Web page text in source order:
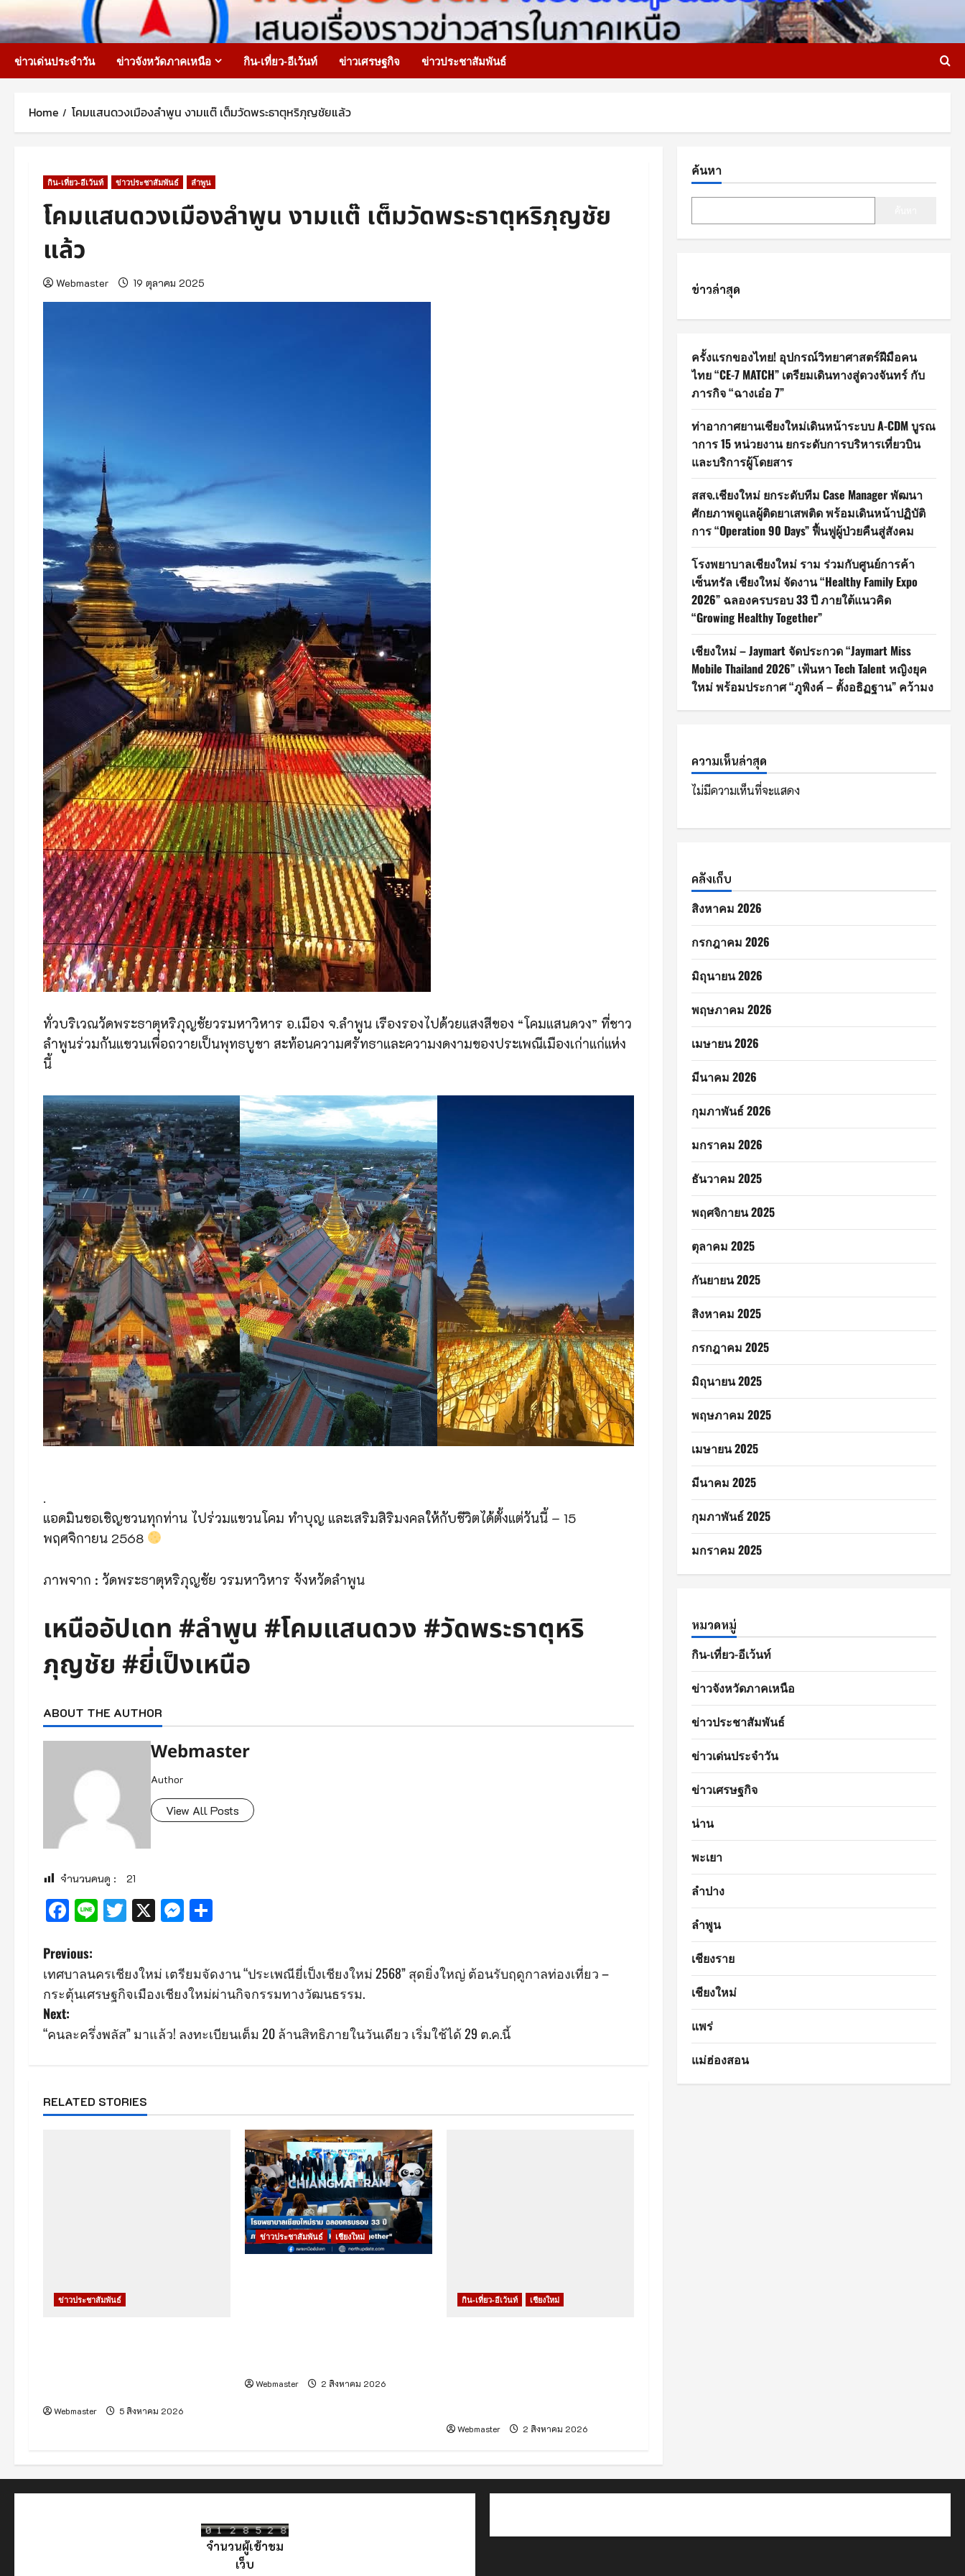
to
content
ข่าวเด่นประจำวัน ข่าวจังหวัดภาคเหนือ กิน-เที่ยว-อีเว้นท์ ข่าวเศรษฐกิจ ข่าวประชาสัมพันธ์
Home โคมแสนดวงเมืองลำพูน งามแต๊ เต็มวัดพระธาตุหริภุญชัยแล้ว
กิน-เที่ยว-อีเว้นท์ ข่าวประชาสัมพันธ์ ลำพูน
โคมแสนดวงเมืองลำพูน งามแต๊ เต็มวัดพระธาตุหริภุญชัย
แล้ว
Webmaster 19 ตุลาคม 2025
ทั่วบริเวณวัดพระธาตุหริภุญชัยวรมหาวิหาร อ.เมือง จ.ลำพูน เรืองรองไปด้วยแสงสีของ “โคมแสนดวง” ที่ชาว
ลำพูนร่วมกันแขวนเพื่อถวายเป็นพุทธบูชา สะท้อนความศรัทธาและความงดงามของประเพณีเมืองเก่าแก่แห่ง
นี้
.
แอดมินขอเชิญชวนทุกท่าน ไปร่วมแขวนโคม ทำบุญ และเสริมสิริมงคลให้กับชีวิตได้ตั้งแต่วันนี้ – 15
พฤศจิกายน 2568
ภาพจาก : วัดพระธาตุหริภุญชัย วรมหาวิหาร จังหวัดลำพูน
เหนืออัปเดท #ลำพูน #โคมแสนดวง #วัดพระธาตุหริ
ภุญชัย #ยี่เป็งเหนือ
ABOUT THE AUTHOR
Webmaster
Author
View All Posts
จำนวนคนดู : 21
Facebook
LineTwitter
X Messenger
P
o
s
t
a
Previous:
เทศบาลนครเชียงใหม่ เตรียมจัดงาน “ประเพณียี่เป็งเชียงใหม่ 2568” สุดยิ่งใหญ่ ต้อนรับฤดูกาลท่องเที่ยว –
กระตุ้นเศรษฐกิจเมืองเชียงใหม่ผ่านกิจกรรมทางวัฒนธรรม.
Next:
“คนละครึ่งพลัส” มาแล้ว! ลงทะเบียนเต็ม 20 ล้านสิทธิภายในวันเดียว เริ่มใช้ได้ 29 ต.ค.นี้
RELATED STORIES
ข่าวประชาสัมพันธ์
Webmaster 5 สิงหาคม 2026
ข่าวประชาสัมพันธ์ เชียงใหม่
Webmaster 2 สิงหาคม 2026
กิน-เที่ยว-อีเว้นท์ เชียงใหม่
Webmaster 2 สิงหาคม 2026
ค้นหา
ข่าวล่าสุด
ครั้งแรกของไทย! อุปกรณ์วิทยาศาสตร์ฝีมือคน
ไทย “CE-7 MATCH” เตรียมเดินทางสู่ดวงจันทร์ กับ
ภารกิจ “ฉางเอ๋อ 7”
ท่าอากาศยานเชียงใหม่เดินหน้าระบบ A-CDM บูรณ
าการ 15 หน่วยงาน ยกระดับการบริหารเที่ยวบิน
และบริการผู้โดยสาร
สสจ.เชียงใหม่ ยกระดับทีม Case Manager พัฒนา
ศักยภาพดูแลผู้ติดยาเสพติด พร้อมเดินหน้าปฏิบัติ
การ “Operation 90 Days” ฟื้นฟูผู้ป่วยคืนสู่สังคม
โรงพยาบาลเชียงใหม่ ราม ร่วมกับศูนย์การค้า
เซ็นทรัล เชียงใหม่ จัดงาน “Healthy Family Expo
2026” ฉลองครบรอบ 33 ปี ภายใต้แนวคิด
“Growing Healthy Together”
เชียงใหม่ – Jaymart จัดประกวด “Jaymart Miss
Mobile Thailand 2026” เฟ้นหา Tech Talent หญิงยุค
ใหม่ พร้อมประกาศ “ภูพิงค์ – ตั้งอธิฏฐาน” คว้ามง
ความเห็นล่าสุด
ไม่มีความเห็นที่จะแสดง
คลังเก็บ
สิงหาคม 2026
กรกฎาคม 2026
มิถุนายน 2026
พฤษภาคม 2026
เมษายน 2026
มีนาคม 2026
กุมภาพันธ์ 2026
มกราคม 2026
ธันวาคม 2025
พฤศจิกายน 2025
ตุลาคม 2025
กันยายน 2025
สิงหาคม 2025
กรกฎาคม 2025
มิถุนายน 2025
พฤษภาคม 2025
เมษายน 2025
มีนาคม 2025
กุมภาพันธ์ 2025
มกราคม 2025
หมวดหมู่
กิน-เที่ยว-อีเว้นท์
ข่าวจังหวัดภาคเหนือ
ข่าวประชาสัมพันธ์
ข่าวเด่นประจำวัน
ข่าวเศรษฐกิจ
น่าน
พะเยา
ลำปาง
ลำพูน
เชียงราย
เชียงใหม่
แพร่
แม่ฮ่องสอน
จำนวนผู้เข้าชม
เว็บ